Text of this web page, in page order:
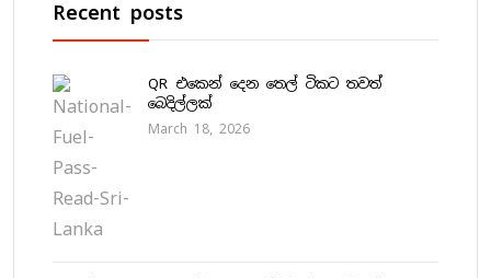
Recent posts
QR එකෙන් දෙන තෙල් ටිකට තවත්
බෙදිල්ලක්
March 18, 2026